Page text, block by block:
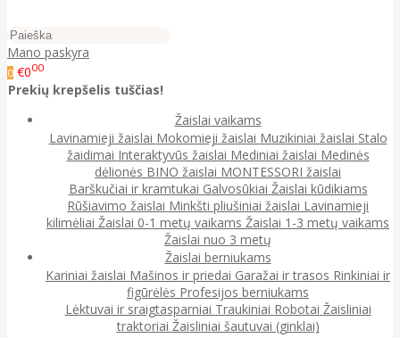
Mano paskyra
0 €000
Prekių krepšelis tuščias!
Žaislai vaikams
Lavinamieji žaislai Mokomieji žaislai Muzikiniai žaislai Stalo
žaidimai Interaktyvūs žaislai Mediniai žaislai Medinės
dėlionės BINO žaislai MONTESSORI žaislai
Barškučiai ir kramtukai Galvosūkiai Žaislai kūdikiams
Rūšiavimo žaislai Minkšti pliušiniai žaislai Lavinamieji
kilimėliai Žaislai 0-1 metų vaikams Žaislai 1-3 metų vaikams
Žaislai nuo 3 metų
Žaislai berniukams
Kariniai žaislai Mašinos ir priedai Garažai ir trasos Rinkiniai ir
figūrėlės Profesijos berniukams
Lėktuvai ir sraigtasparniai Traukiniai Robotai Žaisliniai
traktoriai Žaisliniai šautuvai (ginklai)